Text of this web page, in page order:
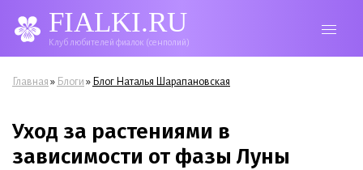
FIALKI.RU
Клуб любителей фиалок (сенполий)
Вы здесь
Главная » Блоги » Блог Наталья Шарапановская
Уход за растениями в
зависимости от фазы Луны